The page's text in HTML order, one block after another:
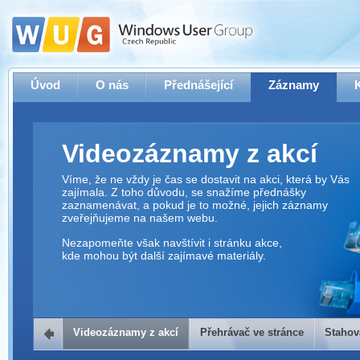
Úvod O nás Přednášející Záznamy
Videozáznamy z akcí
Víme, že ne vždy je čas se dostavit na akci, která by Vás
zajímala. Z toho důvodu, se snažíme přednášky
zaznamenávat, a pokud je to možné, jejich záznamy
zveřejňujeme na našem webu.
Nezapomeňte však navštívit i stránku akce,
kde mohou být další zajímavé materiály.
Přehrávač ve stránce
Videozáznamy z akcí Přehrávač ve stránce